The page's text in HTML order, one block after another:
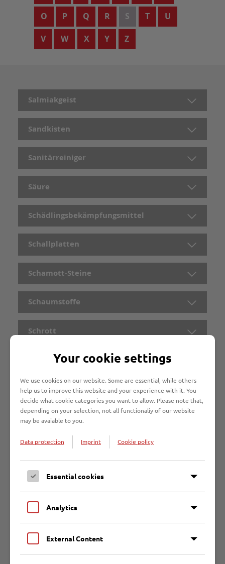
O P Q R S T U
V W X Y Z
Salmiakgeist
Sandkisten
Sanitärreiniger
Säure
Schädlingsbekämpfungsmittel
Schallplatten
Schamott-Steine
Schaumstoffe
Schrott
Schubkarre
Silberputzmittel
Skier
Solarium
Spaten
Speisefett, fest
Speiseöl
Your cookie settings
We use cookies on our website. Some are essential, while others
help us to improve this website and your experience with it. You
decide what cookie categories you want to allow. Please note that,
depending on your selection, not all functionaliy of our website
may be avaiable to you.
Data protection Imprint Cookie policy
Essential cookies
Analytics
External Content